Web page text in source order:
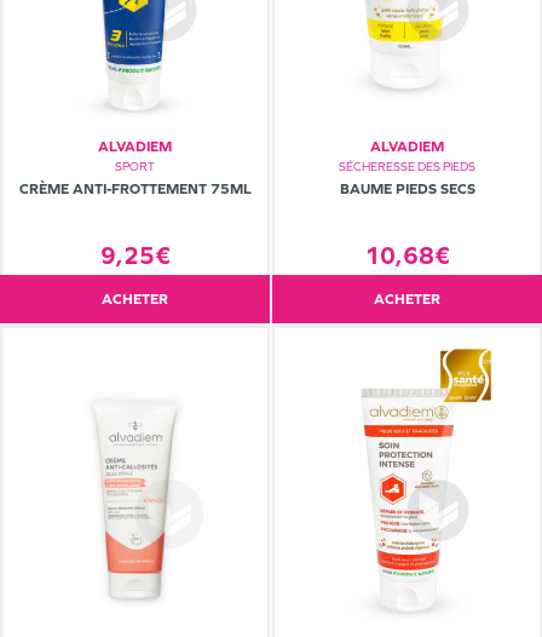
ALVADIEM
SPORT
CRÈME ANTI-FROTTEMENT 75ML
9,25€
ACHETER
ALVADIEM
SÉCHERESSE DES PIEDS
BAUME PIEDS SECS
10,68€
ACHETER